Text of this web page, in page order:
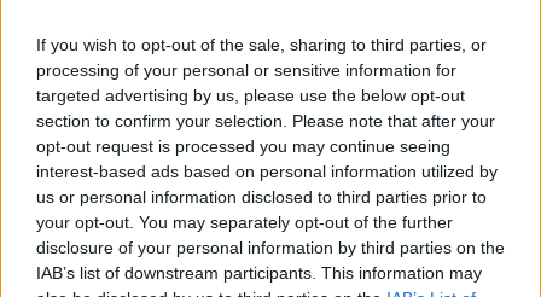
If you wish to opt-out of the sale, sharing to third parties, or
processing of your personal or sensitive information for
targeted advertising by us, please use the below opt-out
section to confirm your selection. Please note that after your
opt-out request is processed you may continue seeing
interest-based ads based on personal information utilized by
us or personal information disclosed to third parties prior to
your opt-out. You may separately opt-out of the further
disclosure of your personal information by third parties on the
IAB’s list of downstream participants. This information may